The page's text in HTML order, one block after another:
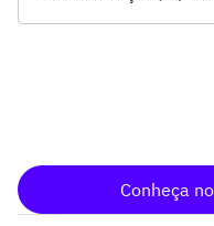
Conheça